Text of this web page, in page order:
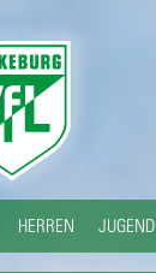
HERREN JUGEND